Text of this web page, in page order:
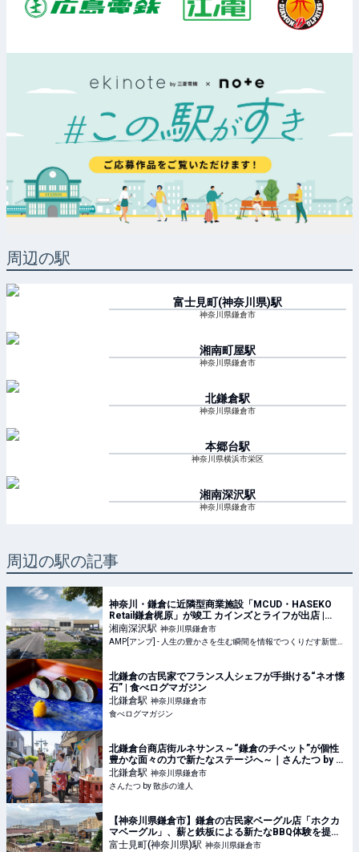
周辺の駅
富士見町(神奈川県)駅
神奈川県鎌倉市
湘南町屋駅
神奈川県鎌倉市
北鎌倉駅
神奈川県鎌倉市
本郷台駅
神奈川県横浜市栄区
湘南深沢駅
神奈川県鎌倉市
周辺の駅の記事
神奈川・鎌倉に近隣型商業施設「MCUD・HASEKO
Retail鎌倉梶原」が竣工 カインズとライフが出店 |
AMP[アンプ] - 人生の豊かさを生む瞬間を情報でつく
りだす新世代向けビジネスメディア
湘南深沢駅 神奈川県鎌倉市
北鎌倉の古民家でフランス人シェフが手掛ける“ネオ懐
石” | 食べログマガジン
北鎌倉駅 神奈川県鎌倉市
食べログマガジン
北鎌倉台商店街ルネサンス～“鎌倉のチベット”が個性
豊かな面々の力で新たなステージへ～｜さんたつ by 散
歩の達人
北鎌倉駅 神奈川県鎌倉市
さんたつ by 散歩の達人
【神奈川県鎌倉市】鎌倉の古民家ベーグル店「ホクカ
マベーグル」、薪と鉄板による新たなBBQ体験を提供 |
ママテナ
富士見町(神奈川県)駅 神奈川県鎌倉市